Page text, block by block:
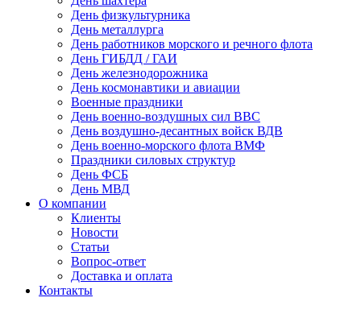
День физкультурника
День металлурга
День работников морского и речного флота
День ГИБДД / ГАИ
День железнодорожника
День космонавтики и авиации
Военные праздники
День военно-воздушных сил ВВС
День воздушно-десантных войск ВДВ
День военно-морского флота ВМФ
Праздники силовых структур
День ФСБ
День МВД
О компании
Клиенты
Новости
Статьи
Вопрос-ответ
Доставка и оплата
Контакты